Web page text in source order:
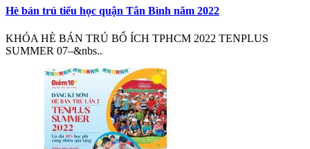
Hè bán trú tiểu học quận Tân Bình năm 2022
KHÓA HÈ BÁN TRÚ BỔ ÍCH TPHCM 2022 TENPLUS
SUMMER 07–&nbs..